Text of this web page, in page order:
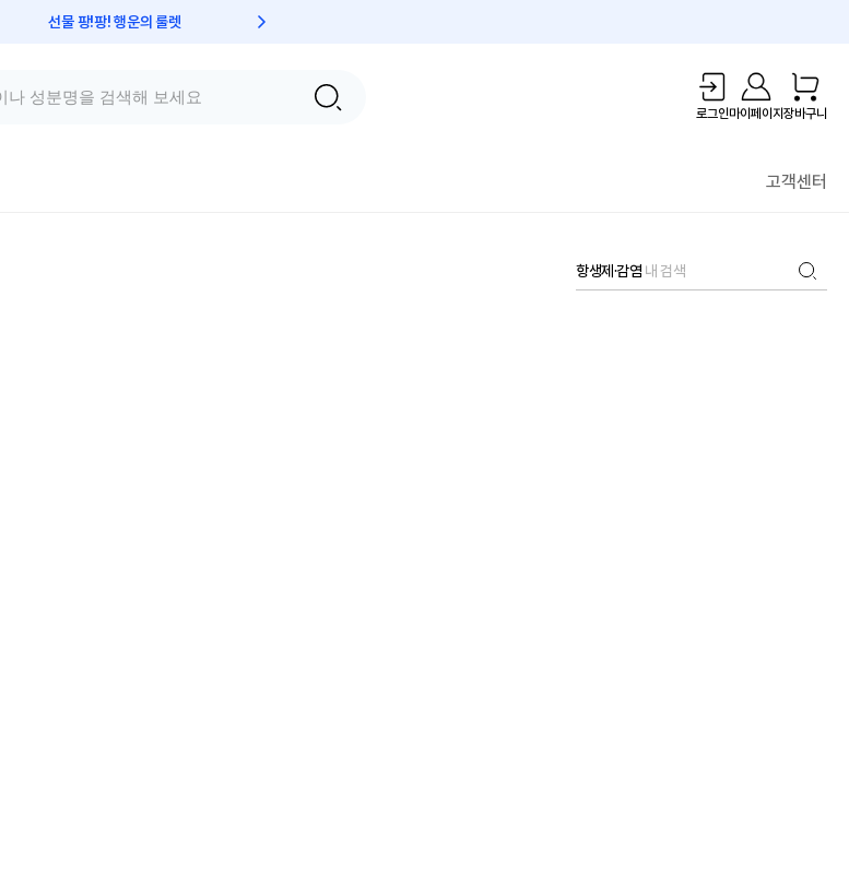
선물 팡!팡! 행운의 룰렛
로그인마이페이지장바구니
고객센터
항생제·감염 내 검색